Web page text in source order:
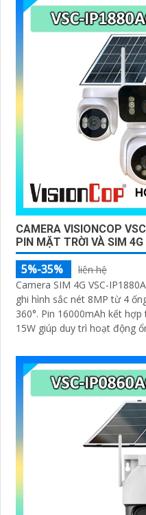
CAMERA VISIONCOP
PIN MẶT TRỜI VÀ SIM 4G
5%-35%
liên hệ
Camera SIM 4G VSC-
ghi hình sắc nét 8MP từ 4
360°. Pin 16000mAh kết hợp tấm sạc năng lượng mặt trời
15W giúp duy trì hoạt động